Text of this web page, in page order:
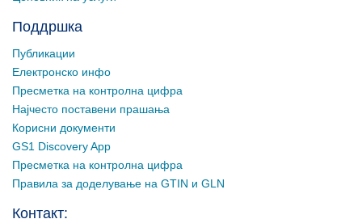
Поддршка
Публикации
Електронско инфо
Пресметка на контролна цифра
Најчесто поставени прашања
Корисни документи
GS1 Discovery App
Пресметка на контролна цифра
Правила за доделување на GTIN и GLN
Контакт: